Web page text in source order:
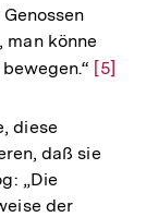
man könne
Zur
[5]
diese
daß sie
„Die
der